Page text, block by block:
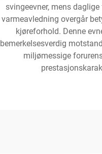
svingeevner, mens
varmeavledning overgår
kjøreforhold. Denne
bemerkelsesverdig
miljømessige